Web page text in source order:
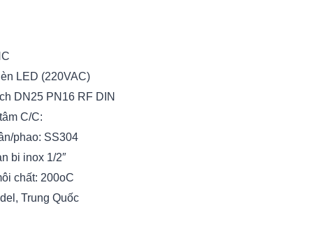
LED (220VAC)
DN25 PN16 RF DIN
C/C:
phao: SS304
bi inox 1/2″
chất: 200oC
Trung Quốc